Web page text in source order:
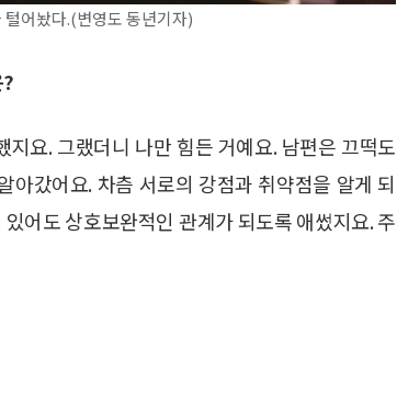
어놨다.(변영도 동년기자)
요. 그랬더니 나만 힘든 거예요. 남편은 끄떡도
갔어요. 차츰 서로의 강점과 취약점을 알게 되
어도 상호보완적인 관계가 되도록 애썼지요. 주